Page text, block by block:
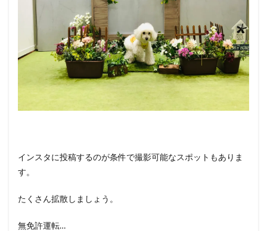
インスタに投稿するのが条件で撮影可能なスポットもありま
す。
たくさん拡散しましょう。
無免許運転…